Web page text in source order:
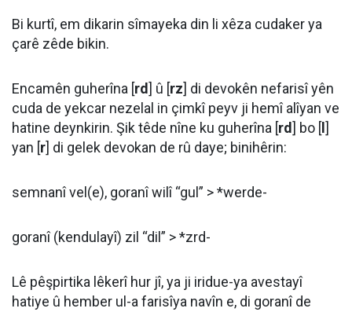
Bi kurtî, em dikarin sîmayeka din li xêza cudaker ya
çarê zêde bikin.
Encamên guherîna [rd] û [rz] di devokên nefarisî yên
cuda de yekcar nezelal in çimkî peyv ji hemî alîyan ve
hatine deynkirin. Şik têde nîne ku guherîna [rd] bo [ ]
yan [r] di gelek devokan de rû daye; binihêrin:
semnanî vel(e), goranî wilî “gul” > *werde-
goranî (kendulayî) zil “dil” > *zrd-
Lê pêşpirtika lêkerî hur jî, ya ji iridue-ya avestayî
hatiye û hember ul-a farisîya navîn e, di goranî de